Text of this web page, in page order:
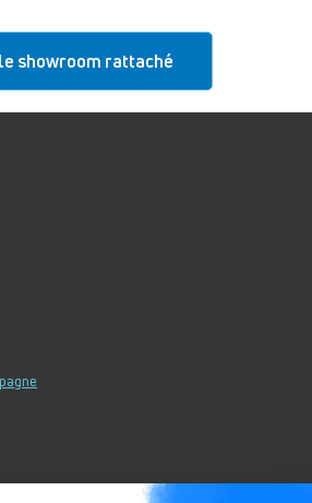
showroom rattaché